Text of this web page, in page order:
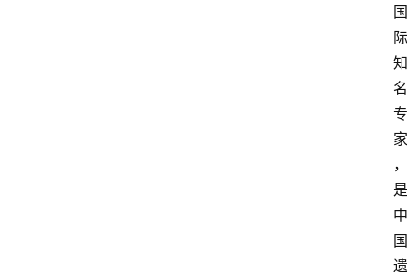
国
际
知
名
专
家
，
是
中
国
遗